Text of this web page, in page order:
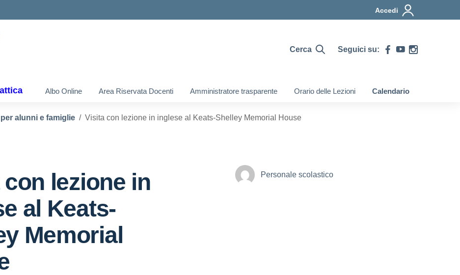
Accedi
Cerca Seguici su:
Albo Online Area Riservata Docenti Amministratore trasparente Orario delle Lezioni Calendario
alunni e famiglie Visita con lezione in inglese al Keats-Shelley Memorial House
lezione in
al Keats-
Memorial
Personale scolastico